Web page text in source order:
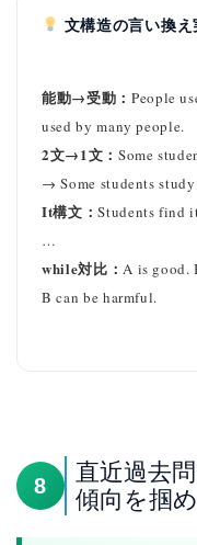
文構造の言い換え
能動→受動： People
used by many people.
2文→1文： Some
→ Some students
It構文：Students find
…
while対比：A is good.
B can be harmful.
8
直近過去
傾向を掴め